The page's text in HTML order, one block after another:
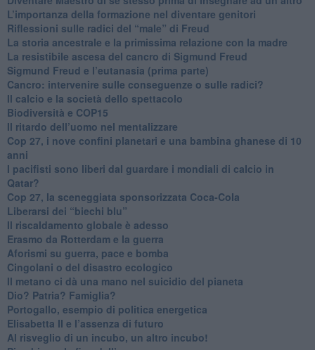
L’importanza della formazione nel diventare genitori
Riflessioni sulle radici del “male” di Freud
​La storia ancestrale e la primissima relazione con la madre
​La resistibile ascesa del cancro di Sigmund Freud
Sigmund Freud e l’eutanasia (prima parte)
Cancro: intervenire sulle conseguenze o sulle radici?
​Il calcio e la società dello spettacolo
Biodiversità e COP15
​Il ritardo dell’uomo nel mentalizzare
​Cop 27, i nove confini planetari e una bambina ghanese di 10
anni
​I pacifisti sono liberi dal guardare i mondiali di calcio in
Qatar?
​Cop 27, la sceneggiata sponsorizzata Coca-Cola
​Liberarsi dei “biechi blu”
Il riscaldamento globale è adesso
​Erasmo da Rotterdam e la guerra
​Aforismi su guerra, pace e bomba
Cingolani o del disastro ecologico
​Il metano ci dà una mano nel suicidio del pianeta
​Dio? Patria? Famiglia?
Portogallo, esempio di politica energetica
​Elisabetta II e l’assenza di futuro
Al risveglio di un incubo, un altro incubo!